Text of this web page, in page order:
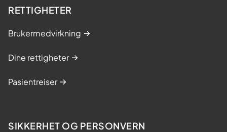
RETTIGHETER
Brukermedvirkning
Dine rettigheter
Pasientreiser
SIKKERHET OG PERSONVERN